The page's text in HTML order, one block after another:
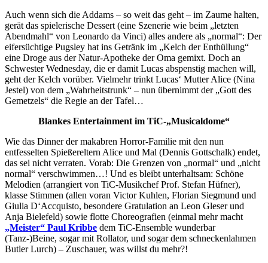
Auch wenn sich die Addams – so weit das geht – im Zaume halten,
gerät das spielerische Dessert (eine Szenerie wie beim „letzten
Abendmahl“ von Leonardo da Vinci) alles andere als „normal“: Der
eifersüchtige Pugsley hat ins Getränk im „Kelch der Enthüllung“
eine Droge aus der Natur-Apotheke der Oma gemixt. Doch an
Schwester Wednesday, die er damit Lucas abspenstig machen will,
geht der Kelch vorüber. Vielmehr trinkt Lucas‘ Mutter Alice (Nina
Jestel) von dem „Wahrheitstrunk“ – nun übernimmt der „Gott des
Gemetzels“ die Regie an der Tafel…
Blankes Entertainment im TiC-„Musicaldome“
Wie das Dinner der makabren Horror-Familie mit den nun
entfesselten Spießereltern Alice und Mal (Dennis Gottschalk) endet,
das sei nicht verraten. Vorab: Die Grenzen von „normal“ und „nicht
normal“ verschwimmen…! Und es bleibt unterhaltsam: Schöne
Melodien (arrangiert von TiC-Musikchef Prof. Stefan Hüfner),
klasse Stimmen (allen voran Victor Kuhlen, Florian Siegmund und
Giulia D‘Accquisto, besondere Gratulation an Leon Gleser und
Anja Bielefeld) sowie flotte Choreografien (einmal mehr macht
„Meister“ Paul Kribbe dem TiC-Ensemble wunderbar
(Tanz-)Beine, sogar mit Rollator, und sogar dem schneckenlahmen
Butler Lurch) – Zuschauer, was willst du mehr?!